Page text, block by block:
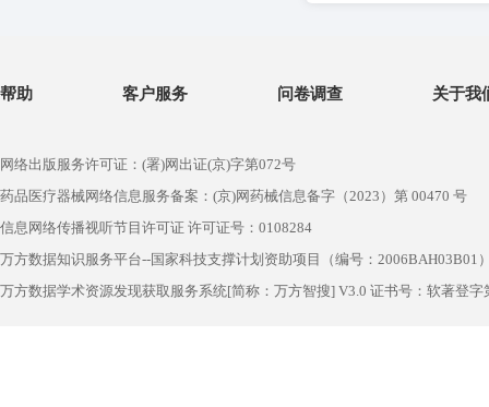
帮助 客户服务 问卷调查 关于我
网络出版服务许可证：(署)网出证(京)字第072号
药品医疗器械网络信息服务备案：(京)网药械信息备字（2023）第 00470 号
信息网络传播视听节目许可证 许可证号：0108284
万方数据知识服务平台--国家科技支撑计划资助项目（编号：2006BAH03B01
万方数据学术资源发现获取服务系统[简称：万方智搜] V3.0 证书号：软著登字